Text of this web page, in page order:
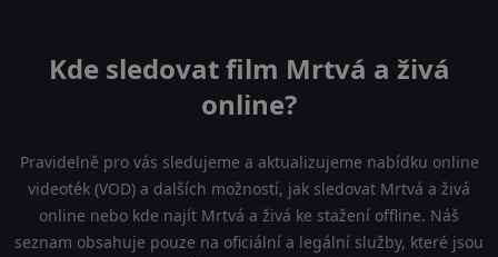
Kde sledovat film Mrtvá a živá
online?
Pravidelně pro vás sledujeme a aktualizujeme nabídku online
videoték (VOD) a dalších možností, jak sledovat Mrtvá a živá
online nebo kde najít Mrtvá a živá ke stažení offline. Náš
seznam obsahuje pouze na oficiální a legální služby, které jsou